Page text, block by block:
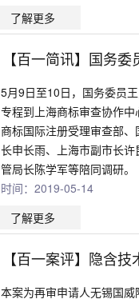
了解更多
【百一简讯】国务
5月9日至10日，国务委员
专程到上海商标审查协作
商标国际注册受理审查部
长申长雨、上海市副市长
管局长陈学军等陪同调研。
时间：2019-05-14
了解更多
【百一案评】隐含
本案为再审申请人无锡国